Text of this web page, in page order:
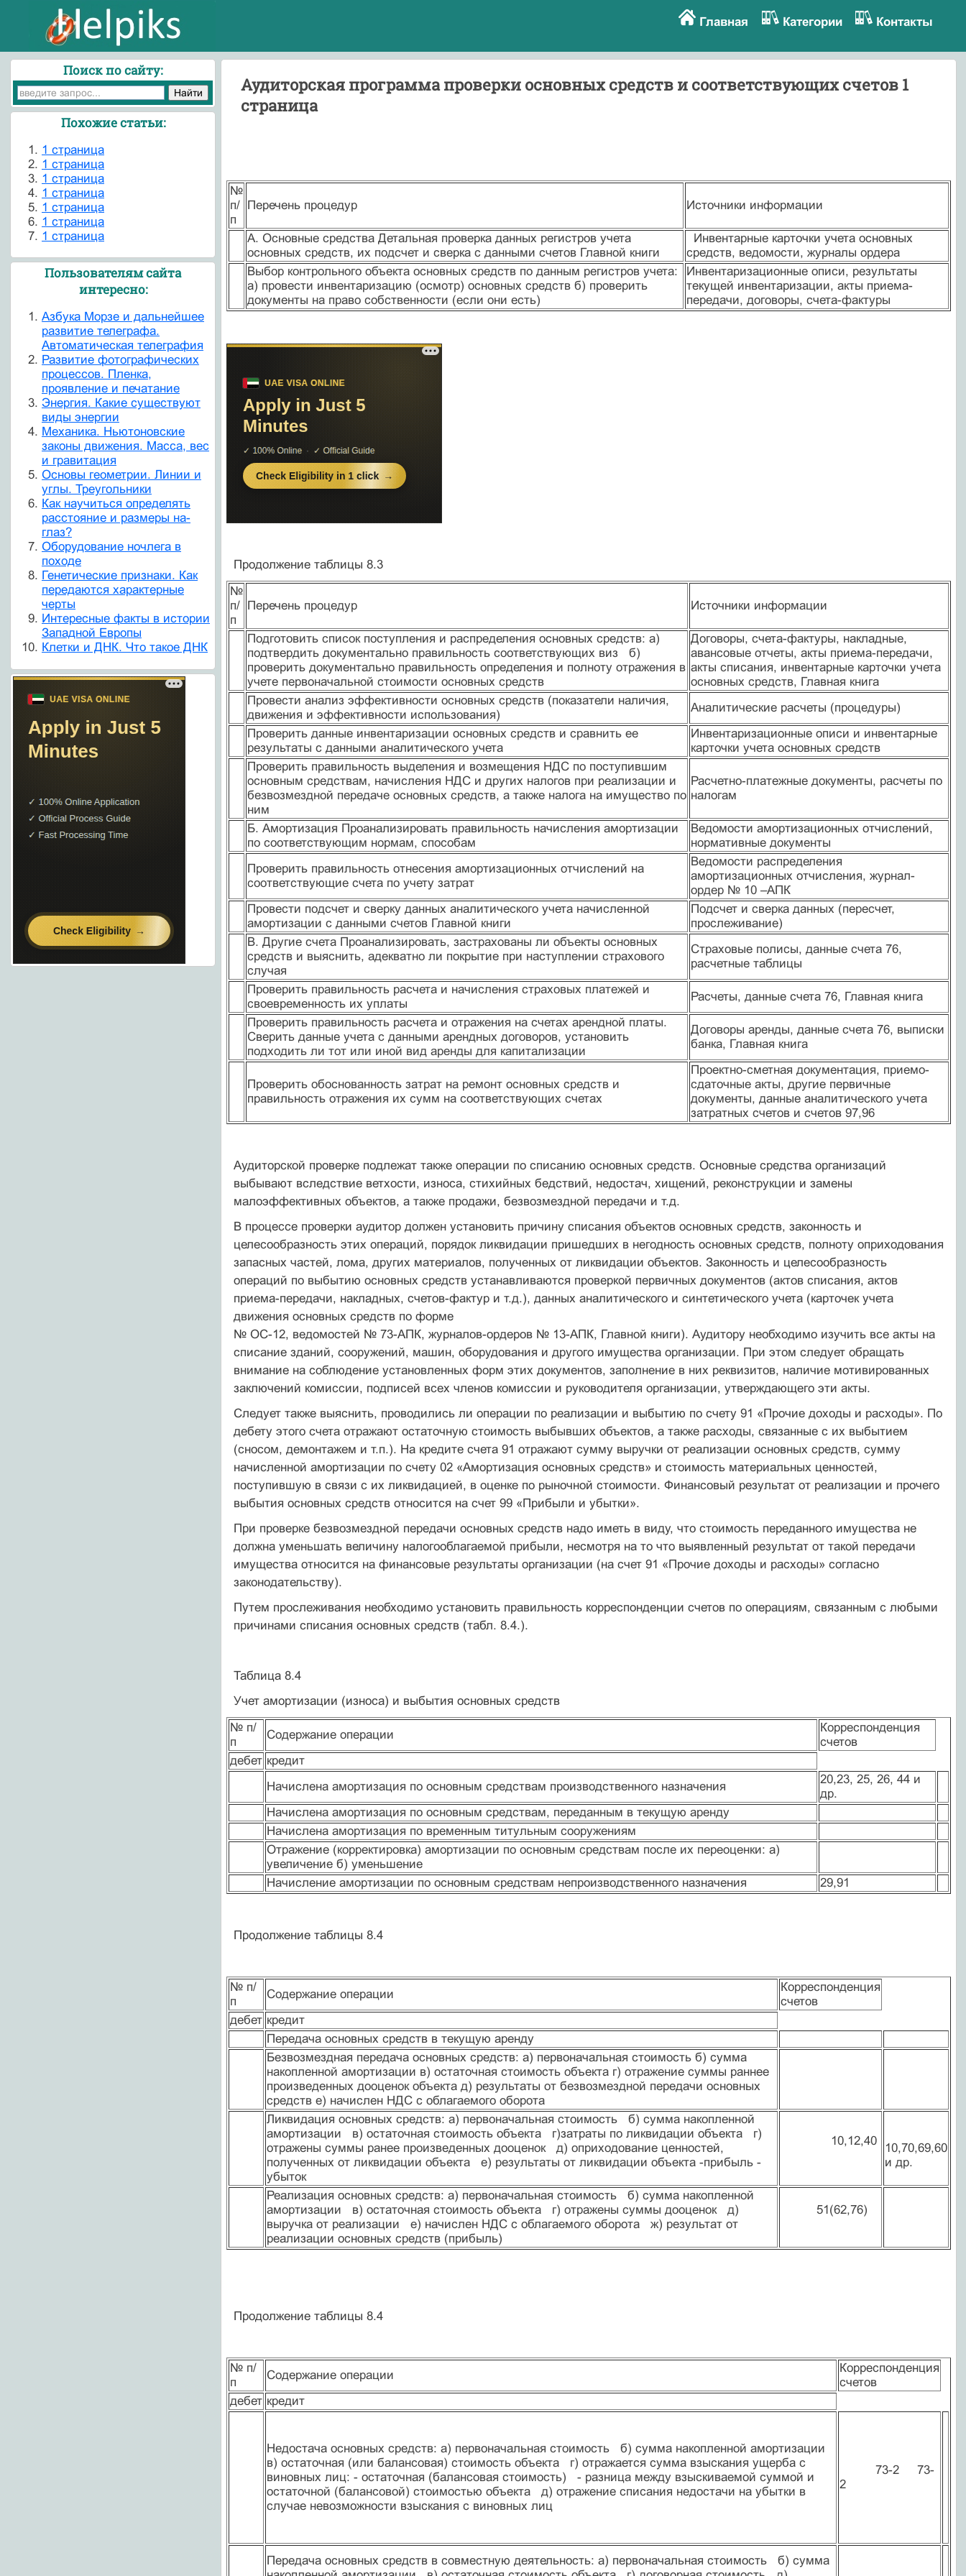
Главная Категории Контакты
Аудиторская программа проверки основных средств и соответствующих счетов 1
страница
№
п/
п
Перечень процедур Источники информации
А. Основные средства Детальная проверка данных регистров учета
основных средств, их подсчет и сверка с данными счетов Главной книги
Инвентарные карточки учета основных
средств, ведомости, журналы ордера
Выбор контрольного объекта основных средств по данным регистров учета:
а) провести инвентаризацию (осмотр) основных средств б) проверить
документы на право собственности (если они есть)
Инвентаризационные описи, результаты
текущей инвентаризации, акты приема-
передачи, договоры, счета-фактуры
Продолжение таблицы 8.3
№
п/
п
Перечень процедур Источники информации
Подготовить список поступления и распределения основных средств: а)
подтвердить документально правильность соответствующих виз б)
проверить документально правильность определения и полноту отражения в
учете первоначальной стоимости основных средств
Договоры, счета-фактуры, накладные,
авансовые отчеты, акты приема-передачи,
акты списания, инвентарные карточки учета
основных средств, Главная книга
Провести анализ эффективности основных средств (показатели наличия,
движения и эффективности использования)
Аналитические расчеты (процедуры)
Проверить данные инвентаризации основных средств и сравнить ее
результаты с данными аналитического учета
Инвентаризационные описи и инвентарные
карточки учета основных средств
Проверить правильность выделения и возмещения НДС по поступившим
основным средствам, начисления НДС и других налогов при реализации и
безвозмездной передаче основных средств, а также налога на имущество по
ним
Расчетно-платежные документы, расчеты по
налогам
Б. Амортизация Проанализировать правильность начисления амортизации
по соответствующим нормам, способам
Ведомости амортизационных отчислений,
нормативные документы
Проверить правильность отнесения амортизационных отчислений на
соответствующие счета по учету затрат
Ведомости распределения
амортизационных отчисления, журнал-
ордер № 10 –АПК
Провести подсчет и сверку данных аналитического учета начисленной
амортизации с данными счетов Главной книги
Подсчет и сверка данных (пересчет,
прослеживание)
В. Другие счета Проанализировать, застрахованы ли объекты основных
средств и выяснить, адекватно ли покрытие при наступлении страхового
случая
Страховые полисы, данные счета 76,
расчетные таблицы
Проверить правильность расчета и начисления страховых платежей и
своевременность их уплаты
Расчеты, данные счета 76, Главная книга
Проверить правильность расчета и отражения на счетах арендной платы.
Сверить данные учета с данными арендных договоров, установить
подходить ли тот или иной вид аренды для капитализации
Договоры аренды, данные счета 76, выписки
банка, Главная книга
Проверить обоснованность затрат на ремонт основных средств и
правильность отражения их сумм на соответствующих счетах
Проектно-сметная документация, приемо-
сдаточные акты, другие первичные
документы, данные аналитического учета
затратных счетов и счетов 97,96
Аудиторской проверке подлежат также операции по списанию основных средств. Основные средства организаций
выбывают вследствие ветхости, износа, стихийных бедствий, недостач, хищений, реконструкции и замены
малоэффективных объектов, а также продажи, безвозмездной передачи и т.д.
В процессе проверки аудитор должен установить причину списания объектов основных средств, законность и
целесообразность этих операций, порядок ликвидации пришедших в негодность основных средств, полноту оприходования
запасных частей, лома, других материалов, полученных от ликвидации объектов. Законность и целесообразность
операций по выбытию основных средств устанавливаются проверкой первичных документов (актов списания, актов
приема-передачи, накладных, счетов-фактур и т.д.), данных аналитического и синтетического учета (карточек учета
движения основных средств по форме
№ ОС-12, ведомостей № 73-АПК, журналов-ордеров № 13-АПК, Главной книги). Аудитору необходимо изучить все акты на
списание зданий, сооружений, машин, оборудования и другого имущества организации. При этом следует обращать
внимание на соблюдение установленных форм этих документов, заполнение в них реквизитов, наличие мотивированных
заключений комиссии, подписей всех членов комиссии и руководителя организации, утверждающего эти акты.
Следует также выяснить, проводились ли операции по реализации и выбытию по счету 91 «Прочие доходы и расходы». По
дебету этого счета отражают остаточную стоимость выбывших объектов, а также расходы, связанные с их выбытием
(сносом, демонтажем и т.п.). На кредите счета 91 отражают сумму выручки от реализации основных средств, сумму
начисленной амортизации по счету 02 «Амортизация основных средств» и стоимость материальных ценностей,
поступившую в связи с их ликвидацией, в оценке по рыночной стоимости. Финансовый результат от реализации и прочего
выбытия основных средств относится на счет 99 «Прибыли и убытки».
При проверке безвозмездной передачи основных средств надо иметь в виду, что стоимость переданного имущества не
должна уменьшать величину налогооблагаемой прибыли, несмотря на то что выявленный результат от такой передачи
имущества относится на финансовые результаты организации (на счет 91 «Прочие доходы и расходы» согласно
законодательству).
Путем прослеживания необходимо установить правильность корреспонденции счетов по операциям, связанным с любыми
причинами списания основных средств (табл. 8.4.).
Таблица 8.4
Учет амортизации (износа) и выбытия основных средств
№ п/
п
Содержание операции
Корреспонденция
счетов
дебет кредит
Начислена амортизация по основным средствам производственного назначения
20,23, 25, 26, 44 и
др.
Начислена амортизация по основным средствам, переданным в текущую аренду
Начислена амортизация по временным титульным сооружениям
Отражение (корректировка) амортизации по основным средствам после их переоценки: а)
увеличение б) уменьшение
Начисление амортизации по основным средствам непроизводственного назначения
29,91
Продолжение таблицы 8.4
№ п/
п
Содержание операции
Корреспонденция
счетов
дебет кредит
Передача основных средств в текущую аренду
Безвозмездная передача основных средств: а) первоначальная стоимость б) сумма
накопленной амортизации в) остаточная стоимость объекта г) отражение суммы раннее
произведенных дооценок объекта д) результаты от безвозмездной передачи основных
средств е) начислен НДС с облагаемого оборота
Ликвидация основных средств: а) первоначальная стоимость б) сумма накопленной
амортизации в) остаточная стоимость объекта г)затраты по ликвидации объекта г)
отражены суммы ранее произведенных дооценок д) оприходование ценностей,
полученных от ликвидации объекта е) результаты от ликвидации объекта -прибыль -
убыток
10,12,40
10,70,69,60
и др.
Реализация основных средств: а) первоначальная стоимость б) сумма накопленной
амортизации в) остаточная стоимость объекта г) отражены суммы дооценок д)
выручка от реализации е) начислен НДС с облагаемого оборота ж) результат от
реализации основных средств (прибыль)
51(62,76)
Продолжение таблицы 8.4
№ п/
п
Содержание операции
Корреспонденция
счетов
дебет кредит
Недостача основных средств: а) первоначальная стоимость б) сумма накопленной амортизации
в) остаточная (или балансовая) стоимость объекта г) отражается сумма взыскания ущерба с
виновных лиц: - остаточная (балансовая стоимость) - разница между взыскиваемой суммой и
остаточной (балансовой) стоимостью объекта д) отражение списания недостачи на убытки в
случае невозможности взыскания с виновных лиц
73-2 73-
2
Передача основных средств в совместную деятельность: а) первоначальная стоимость б) сумма
Поиск по сайту:
Похожие статьи:
1 страница
1 страница
1 страница
1 страница
1 страница
1 страница
1 страница
Пользователям сайта
интересно:
Азбука Морзе и дальнейшее
развитие телеграфа.
Автоматическая телеграфия
Развитие фотографических
процессов. Пленка,
проявление и печатание
Энергия. Какие существуют
виды энергии
Механика. Ньютоновские
законы движения. Масса, вес
и гравитация
Основы геометрии. Линии и
углы. Треугольники
Как научиться определять
расстояние и размеры на-
глаз?
Оборудование ночлега в
походе
Генетические признаки. Как
передаются характерные
черты
Интересные факты в истории
Западной Европы
Клетки и ДНК. Что такое ДНК